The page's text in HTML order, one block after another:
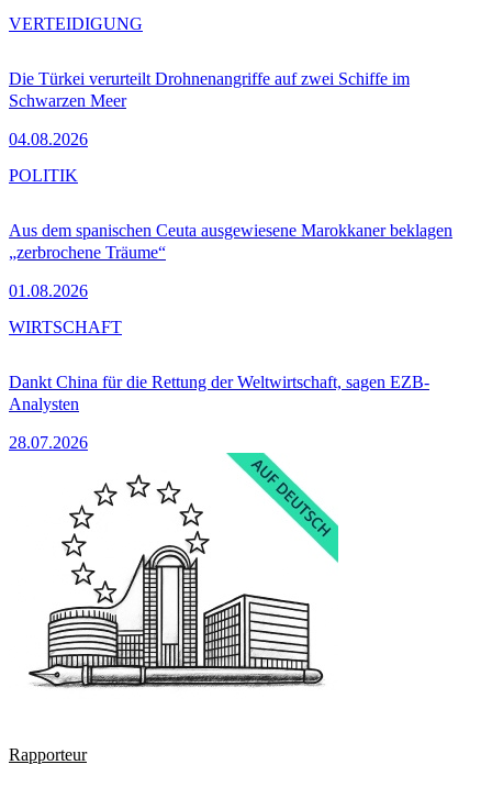
Die Türkei verurteilt Drohnenangriffe auf zwei Schiffe im
Schwarzen Meer
04.08.2026
VERTEIDIGUNG
Aus dem spanischen Ceuta ausgewiesene Marokkaner beklagen
„zerbrochene Träume“
01.08.2026
POLITIK
Dankt China für die Rettung der Weltwirtschaft, sagen EZB-
Analysten
28.07.2026
WIRTSCHAFT
Rapporteur